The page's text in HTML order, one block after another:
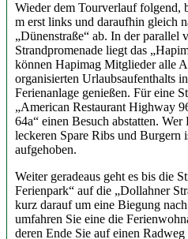
Wieder dem Tourverlauf folgend,
m erst links und daraufhin gleich
„Dünenstraße“ ab. In der parallel
Strandpromenade liegt das
können Hapimag Mitglieder alle
organisierten Urlaubsaufenthalts
Ferienanlage genießen. Für eine
„American Restaurant Highway
64a“ einen Besuch abstatten. Wer
leckeren Spare Ribs und Burgern
aufgehoben.
Weiter geradeaus geht es bis die
Ferienpark“ auf die „Dollahner
kurz darauf um eine Biegung
umfahren Sie eine die
deren Ende Sie auf einen